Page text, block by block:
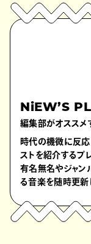
NiEW’S
編集部がオススメ
時代の機微に反応
ストを紹介するプ
有名無名やジャン
る音楽を随時更新